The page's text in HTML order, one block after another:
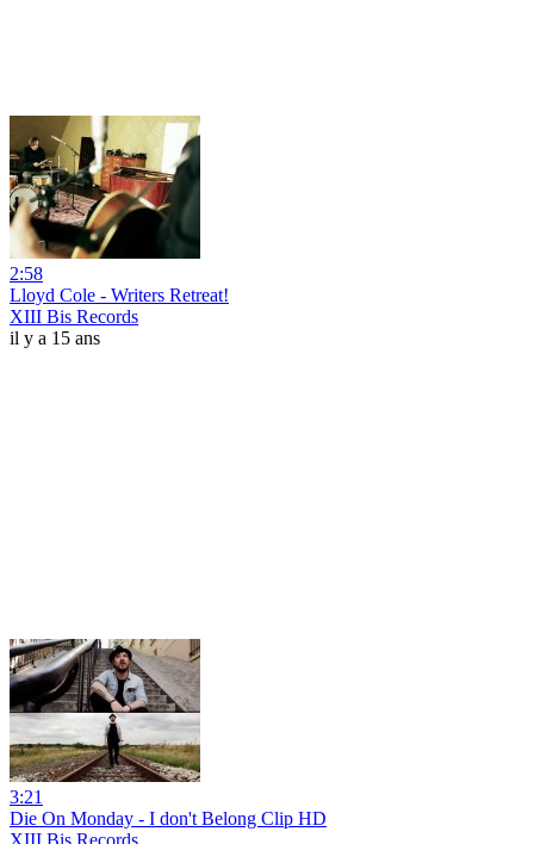
2:58
Lloyd Cole - Writers Retreat!
XIII Bis Records
il y a 15 ans
3:21
Die On Monday - I don't Belong Clip HD